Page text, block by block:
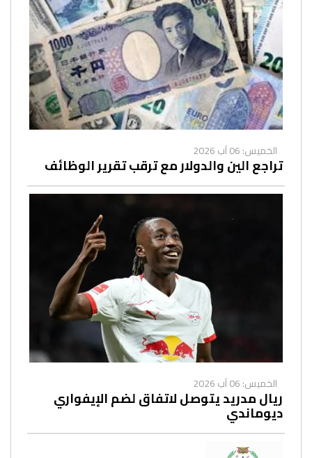
الخميس: 06 آب 2026
تراجع الين والدولار مع ترقب تقرير الوظائف
الخميس: 06 آب 2026
ريال مدريد يتوصل لاتفاق لضم الإيفواري
ديوماندي